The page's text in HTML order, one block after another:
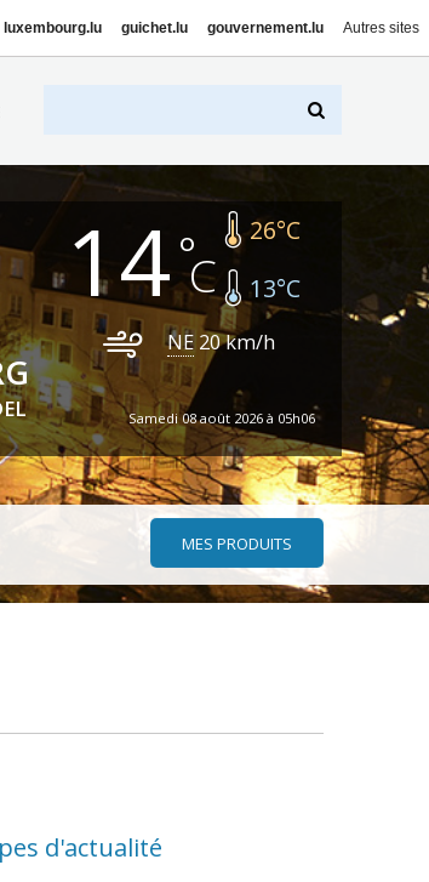
luxembourg.lu guichet.lu gouvernement.lu Autres sites
14 26°C
13°C
NE 20km/h
Samedi 08 août 2026 à 05h06
MES PRODUITS
d'actualité